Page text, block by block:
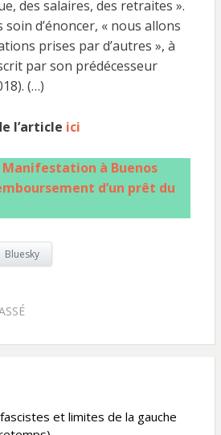
des salaires, des retraites ».
d’énoncer, « nous allons
prises par d’autres », à
par son prédécesseur
(…)
l’article ici
Manifestation à Buenos
d’un prêt du
Bluesky
et limites de la gauche